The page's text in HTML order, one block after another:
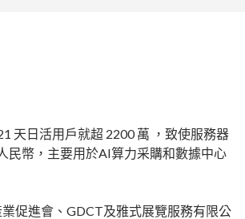
天日活用戶就超 2200 萬 ，致使服務器
民幣，主要用於AI算力采購和數據中心
促進會、GDCT及雅式展覽服務有限公